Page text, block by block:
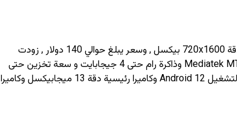
720x1600 بيكسل , وسعر يبلغ حوالي 140 دولار
, زودت
بمعالج Mediatek MT6765 Helio P35 (12nm) وذاكرة رام حتى 4 جيجابايت و سعة تخزين حتى
128 جيجابايت , اعتمدت vivo في جهازها vivo Y16 نظام التشغيل Android 12 وكاميرا رئيسية دقة 13 ميجابيكسل وكاميرا